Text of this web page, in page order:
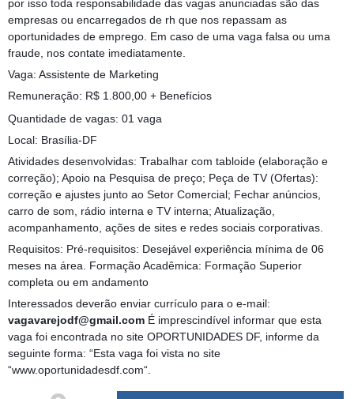
por isso toda responsabilidade das vagas anunciadas são das
empresas ou encarregados de rh que nos repassam as
oportunidades de emprego. Em caso de uma vaga falsa ou uma
fraude, nos contate imediatamente.
Vaga: Assistente de Marketing
Remuneração: R$ 1.800,00 + Benefícios
Quantidade de vagas: 01 vaga
Local: Brasília-DF
Atividades desenvolvidas: Trabalhar com tabloide (elaboração e
correção); Apoio na Pesquisa de preço; Peça de TV (Ofertas):
correção e ajustes junto ao Setor Comercial; Fechar anúncios,
carro de som, rádio interna e TV interna; Atualização,
acompanhamento, ações de sites e redes sociais corporativas.
Requisitos: Pré-requisitos: Desejável experiência mínima de 06
meses na área. Formação Acadêmica: Formação Superior
completa ou em andamento
Interessados deverão enviar currículo para o e-mail:
vagavarejodf@gmail.com É imprescindível informar que esta
vaga foi encontrada no site OPORTUNIDADES DF, informe da
seguinte forma: “Esta vaga foi vista no site
“www.oportunidadesdf.com“.